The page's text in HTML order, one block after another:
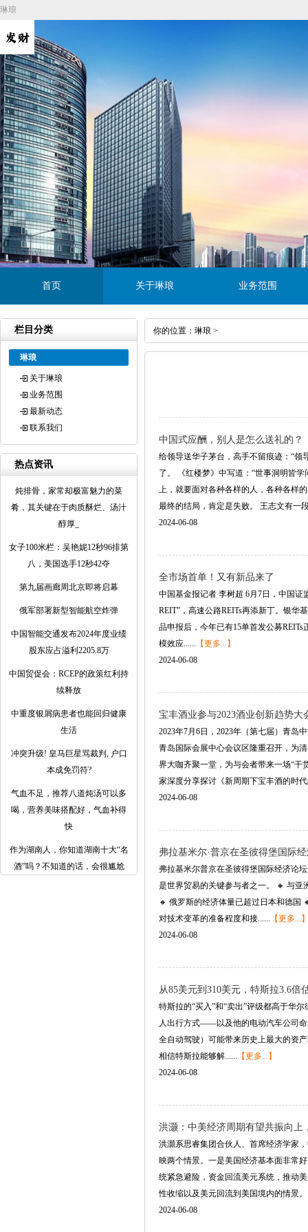
琳琅
首页 关于琳琅 业务范围
栏目分类
琳琅
关于琳琅
业务范围
最新动态
联系我们
热点资讯
炖排骨，家常却极富魅力的菜
肴，其关键在于肉质酥烂、汤汁
醇厚_
女子100米栏：吴艳妮12秒96排第
八，美国选手12秒42夺
第九届画廊周北京即将启幕
俄军部署新型智能航空炸弹
中国智能交通发布2024年度业绩
股东应占溢利2205.8万
中国贸促会：RCEP的政策红利持
续释放
中重度银屑病患者也能回归健康
生活
冲突升级! 皇马巨星骂裁判, 户口
本成免罚符?
气血不足，推荐八道炖汤可以多
喝，营养美味搭配好，气血补得
快
作为湖南人，你知道湖南十大“名
酒”吗？不知道的话，会很尴尬
你的位置： 琳琅 >
中国式应酬，别人是怎么送礼的？
给领导送华子茅台，高手不留痕迹：“领
了。 《红楼梦》中写道：“世事洞明皆
上，就要面对各种各样的人，各种各样
最终的结局，肯定是失败。 王志文有一
2024-06-08
全市场首单！又有新品来了
中国基金报记者 李树超 6月7日，中国
REIT”，高速公路REITs再添新丁。银华
品申报后，今年已有15单首发公募
模效应...... 【更多...】
2024-06-08
宝丰酒业参与2023酒业创新趋势
2023年7月6日，2023年（第七届）青岛
青岛国际会展中心会议区隆重召开，为
界大咖齐聚一堂，为与会者带来一场“干
家深度分享探讨《新周期下宝丰酒的时代
2024-06-08
弗拉基米尔·普京在圣彼得堡国际
弗拉基米尔普京在圣彼得堡国际经济论
是世界贸易的关键参与者之一。 🔸 与亚
🔸 俄罗斯的经济体量已超过日本和德国
对技术变革的准备程度和接...... 【更多...
2024-06-08
从85美元到310美元，特斯拉3.6倍
特斯拉的“买入”和“卖出”评级都高于华
人出行方式——以及他的电动汽车公司命
全自动驾驶）可能带来历史上最大的资
相信特斯拉能够解...... 【更多...】
2024-06-08
洪灏：中美经济周期有望共振向上
洪灝系思睿集团合伙人、首席经济学家
映两个情景。一是美国经济基本面非常
统紧急避险，资金回流美元系统，推动
性收缩以及美元回流到美国境内的情景
2024-06-08